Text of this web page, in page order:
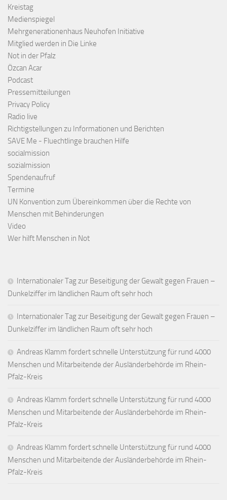
Kreistag
Medienspiegel
Mehrgenerationenhaus Neuhofen Initiative
Mitglied werden in Die Linke
Not in der Pfalz
Özcan Acar
Podcast
Pressemitteilungen
Privacy Policy
Radio live
Richtigstellungen zu Informationen und Berichten
SAVE Me - Fluechtlinge brauchen Hilfe
socialmission
sozialmission
Spendenaufruf
Termine
UN Konvention zum Übereinkommen über die Rechte von
Menschen mit Behinderungen
Video
Wer hilft Menschen in Not
Internationaler Tag zur Beseitigung der Gewalt gegen Frauen –
Dunkelziffer im ländlichen Raum oft sehr hoch
Internationaler Tag zur Beseitigung der Gewalt gegen Frauen –
Dunkelziffer im ländlichen Raum oft sehr hoch
Andreas Klamm fordert schnelle Unterstützung für rund 4000
Menschen und Mitarbeitende der Ausländerbehörde im Rhein-
Pfalz-Kreis
Andreas Klamm fordert schnelle Unterstützung für rund 4000
Menschen und Mitarbeitende der Ausländerbehörde im Rhein-
Pfalz-Kreis
Andreas Klamm fordert schnelle Unterstützung für rund 4000
Menschen und Mitarbeitende der Ausländerbehörde im Rhein-
Pfalz-Kreis